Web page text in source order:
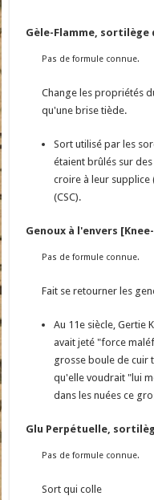
Gèle-Flamme, sortilège
Pas de formule connue.
Change les propriétés
qu'une brise tiède.
Sort utilisé par les
étaient brûlés sur
croire à leur supplice
(CSC).
Genoux à l'envers
Pas de formule connue.
Fait se retourner les
Au 11e siècle, Gertie
avait jeté "force
grosse boule de cuir
qu'elle voudrait "lui
dans les nuées ce
Glu Perpétuelle,
Pas de formule connue.
Sort qui colle